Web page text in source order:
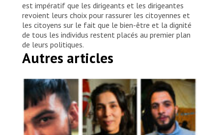
est impératif que les dirigeants et les dirigeantes
revoient leurs choix pour rassurer les citoyennes et
les citoyens sur le fait que le bien-être et la dignité
de tous les individus restent placés au premier plan
de leurs politiques.
Autres articles